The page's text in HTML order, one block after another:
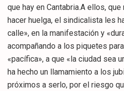
que hay en Cantabria.A ellos,
hacer huelga, el sindicalista les
calle», en la manifestación y
acompañando a los piquetes
«pacífica», a que «la ciudad sea
ha hecho un llamamiento a los
próximos a serlo, por el riesgo